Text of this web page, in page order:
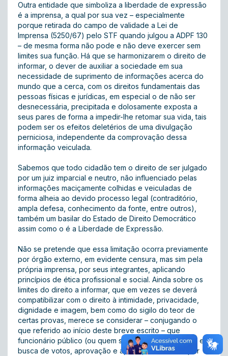
Outra entidade que simboliza a liberdade de expressão
é a imprensa, a qual por sua vez – especialmente
porque retirada do campo de validade a Lei de
Imprensa (5250/67) pelo STF quando julgou a ADPF 130
– de mesma forma não pode e não deve exercer sem
limites sua função. Há que se harmonizarem o direito de
informar, o dever de auxiliar a sociedade em sua
necessidade de suprimento de informações acerca do
mundo que a cerca, com os direitos fundamentais das
pessoas físicas e jurídicas, em especial o de não ser
desnecessária, precipitada e dolosamente exposta a
seus pares de forma a impedir-lhe retomar sua vida, tais
podem ser os efeitos deletérios de uma divulgação
perniciosa, independente da comprovação dessa
informação veiculada.
Sabemos que todo cidadão tem o direito de ser julgado
por um juiz imparcial e neutro, não influenciado pelas
informações maciçamente colhidas e veiculadas de
forma alheia ao devido processo legal (contraditório,
ampla defesa, conhecimento da fonte, entre outros),
também um basilar do Estado de Direito Democrático
assim como o é a Liberdade de Expressão.
Não se pretende que essa limitação ocorra previamente
por órgão externo, em evidente censura, mas sim pela
própria imprensa, por seus integrantes, aplicando
princípios de ética profissional e social. Ainda sobre os
limites do direito a informar, que em vezes se deverá
compatibilizar com o direito à intimidade, privacidade,
dignidade e imagem, bem como do sigilo do teor de
certas provas, merece se considerar – conjugando o
que referido ao início deste breve escrito – que
funcionário público (ou quem se lança à vida pública, em
busca de votos, aprovação e apoio), exatamente por